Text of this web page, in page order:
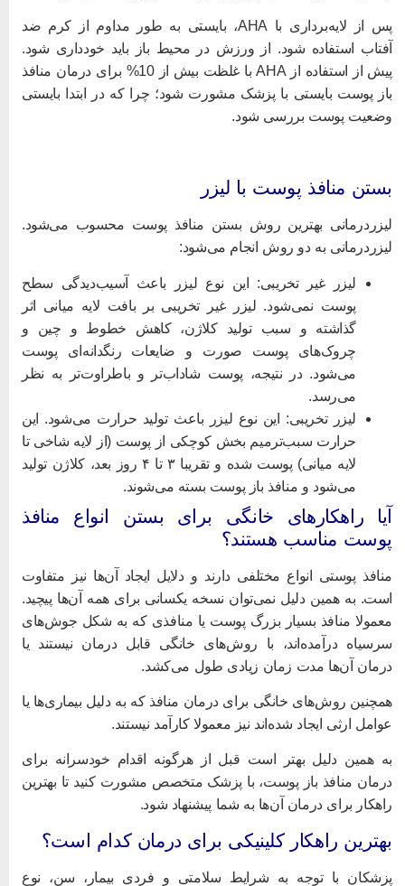
پس از لایه‌برداری با AHA، بایستی به طور مداوم از کرم ضد
استفاده شود. از ورزش در محیط باز باید خودداری شود.
پیش از استفاده از AHA با غلظت بیش از 10% برای درمان منافذ
پوست بایستی با پزشک مشورت شود؛ چرا که در ابتدا بایستی
پوست بررسی شود.
منافذ پوست با لیزر
بهترین روش بستن منافذ پوست محسوب می‌شود.
به دو روش انجام می‌شود:
لیزر غیر تخریبی: این نوع لیزر باعث آسیب‌دیدگی سطح
پوست نمی‌شود. لیزر غیر تخریبی بر بافت لایه میانی اثر
گذاشته و سبب تولید کلاژن، کاهش خطوط و چین و
چروک‌های پوست صورت و ضایعات رنگدانه‌ای پوست
می‌شود. در نتیجه، پوست شاداب‌تر و باطراوت‌تر به نظر
می‌رسد.
لیزر تخریبی: این نوع لیزر باعث تولید حرارت می‌شود. این
حرارت سبب‌ترمیم بخش کوچکی از پوست (از لایه شاخی تا
لایه میانی) پوست شده و تقریبا ۳ تا ۴ روز بعد، کلاژن تولید
می‌شود و منافذ باز پوست بسته می‌شوند.
راهکارهای خانگی برای بستن انواع منافذ
مناسب هستند؟
پوستی انواع مختلفی دارند و دلایل ایجاد آن‌ها نیز متفاوت
به همین دلیل نمی‌توان نسخه یکسانی برای همه آن‌ها پیچید.
منافذ بسیار بزرگ پوست یا منافذی که به شکل جوش‌های
درآمده‌اند، با روش‌های خانگی قابل درمان نیستند یا
آن‌ها مدت زمان زیادی طول می‌کشد.
روش‌های خانگی برای درمان منافذ که به دلیل بیماری‌ها یا
ارثی ایجاد شده‌اند نیز معمولا کارآمد نیستند.
همین دلیل بهتر است قبل از هرگونه اقدام خودسرانه برای
منافذ باز پوست، با پزشک متخصص مشورت کنید تا بهترین
برای درمان آن‌ها به شما پیشنهاد شود.
راهکار کلینیکی برای درمان کدام است؟
با توجه به شرایط سلامتی و فردی بیمار، سن، نوع